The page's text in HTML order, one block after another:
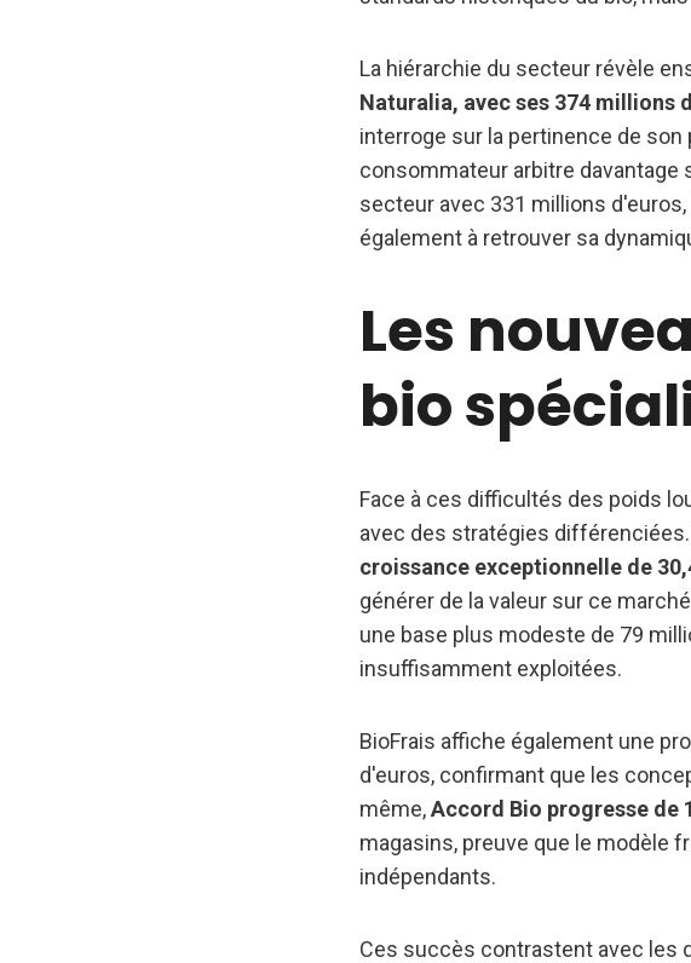
La hiérarchie du secteur révèle
Naturalia, avec ses 374 millions
interroge sur la pertinence de
consommateur arbitre davantage
secteur avec 331 millions
également à retrouver sa
Les
bio
Face à ces difficultés des poids
avec des stratégies différenciées.
croissance exceptionnelle de
générer de la valeur sur ce
une base plus modeste de 79
insuffisamment exploitées.
BioFrais affiche également une
d'euros, confirmant que les
même,Accord Bio progresse de
magasins, preuve que le modèle
indépendants.
Ces succès contrastent avec les